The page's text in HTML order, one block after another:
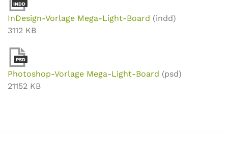
INDD
InDesign-Vorlage Mega-Light-Board (indd)
3112 KB
PSD
Photoshop-Vorlage Mega-Light-Board (psd)
21152 KB